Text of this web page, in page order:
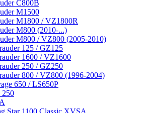
C800B
M1500
M1800 / VZ1800R
M800 (2010-...)
M800 / VZ800 (2005-2010)
125 / GZ125
1600 / VZ1600
250 / GZ250
800 / VZ800 (1996-2004)
650 / LS650P
Star 1100 Classic XVSA